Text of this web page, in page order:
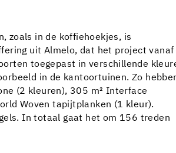
zoals in de koffiehoekjes, is
uit Almelo, dat het project vanaf
toegepast in verschillende
in de kantoortuinen. Zo
(2 kleuren), 305 m² Interface
Woven tapijtplanken (1 kleur).
In totaal gaat het om 156 treden